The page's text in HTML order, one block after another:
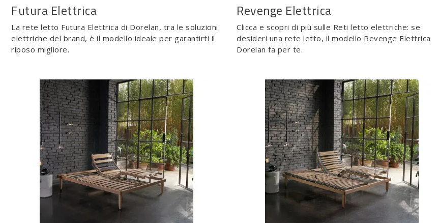
Futura Elettrica
La rete letto Futura Elettrica di Dorelan, tra le soluzioni
elettriche del brand, è il modello ideale per garantirti il
riposo migliore.
Revenge Elettrica
Clicca e scopri di più sulle Reti letto elettriche: se
desideri una rete letto, il modello Revenge Elettrica
Dorelan fa per te.